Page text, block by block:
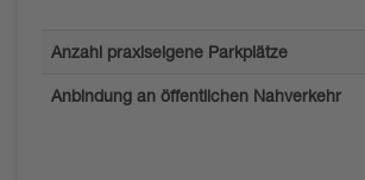
Anzahl praxiseigene Parkplätze
Anbindung an öffentlichen Nahverkehr